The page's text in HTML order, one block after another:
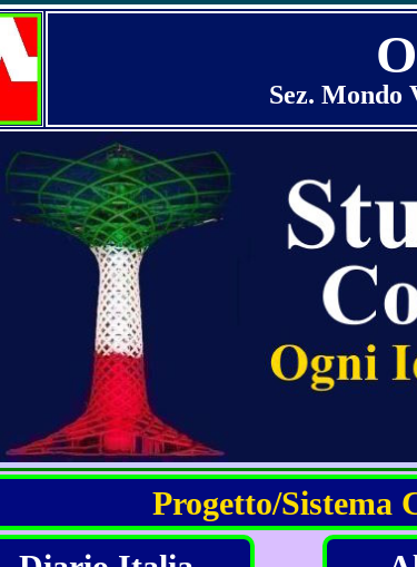
Sez. Mondo
Progetto/Sistema